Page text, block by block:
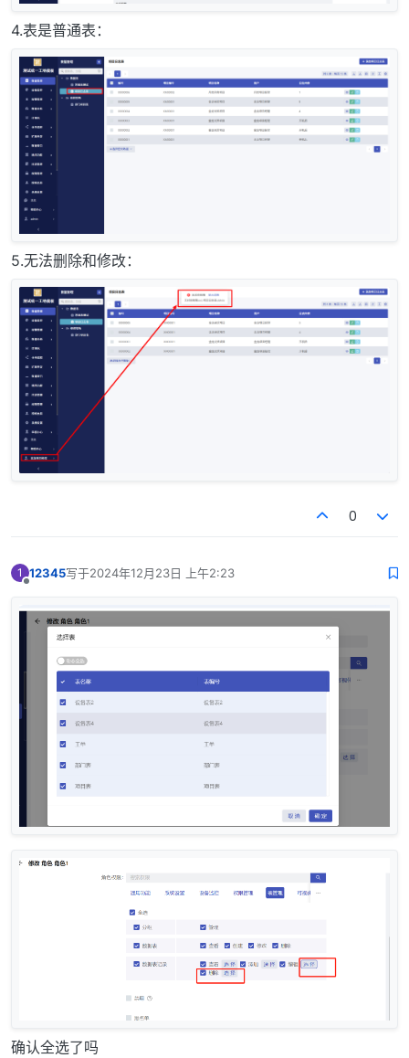
4.表是普通表：
5.无法删除和修改：
0
1 12345写于2024年12月23日 上午2:23
最后由 编辑
确认全选了吗